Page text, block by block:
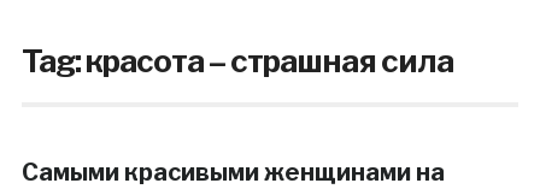
Tag:красота – страшная сила
Самыми красивыми женщинами на